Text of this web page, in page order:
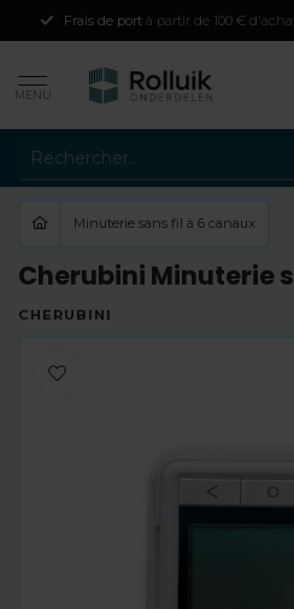
Frais de port à partir de 100 €
MENU
Minuterie sans fil à 6 canaux
Cherubini Minuterie
CHERUBINI